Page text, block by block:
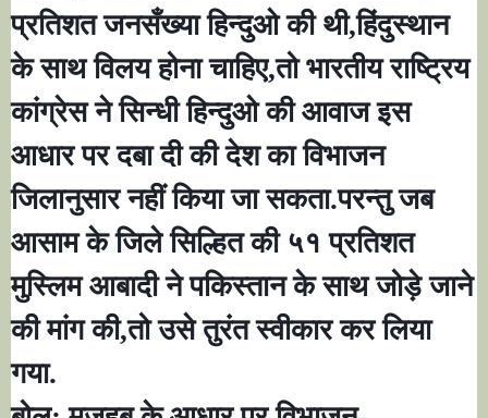
प्रतिशत जनसँख्या हिन्दुओ की थी,हिंदुस्थान
के साथ विलय होना चाहिए,तो भारतीय राष्ट्रिय
कांग्रेस ने सिन्धी हिन्दुओ की आवाज इस
आधार पर दबा दी की देश का विभाजन
जिलानुसार नहीं किया जा सकता.परन्तु जब
आसाम के जिले सिल्हित की ५१ प्रतिशत
मुस्लिम आबादी ने पकिस्तान के साथ जोड़े जाने
की मांग की,तो उसे तुरंत स्वीकार कर लिया
गया.